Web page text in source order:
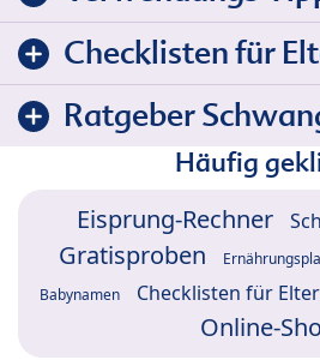
Checklisten für
Ratgeber
Häufig
Eisprung-Rechner
Gratisproben
Babynamen Checklisten für
Online-